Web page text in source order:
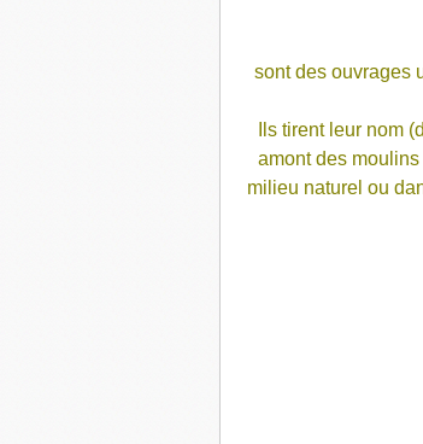
sont des ouvrages
Ils tirent leur nom (
amont des
milieu naturel ou